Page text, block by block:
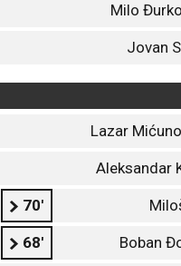
Milo
Jovan
Lazar
Aleksandar
70'
68' Boban